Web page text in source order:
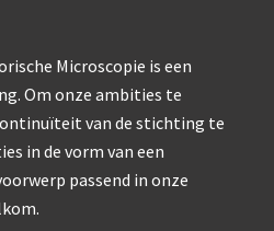
Gand
Werke (ROW)
Microscopie is een
Om onze ambities te
van de stichting te
in de vorm van een
passend in onze